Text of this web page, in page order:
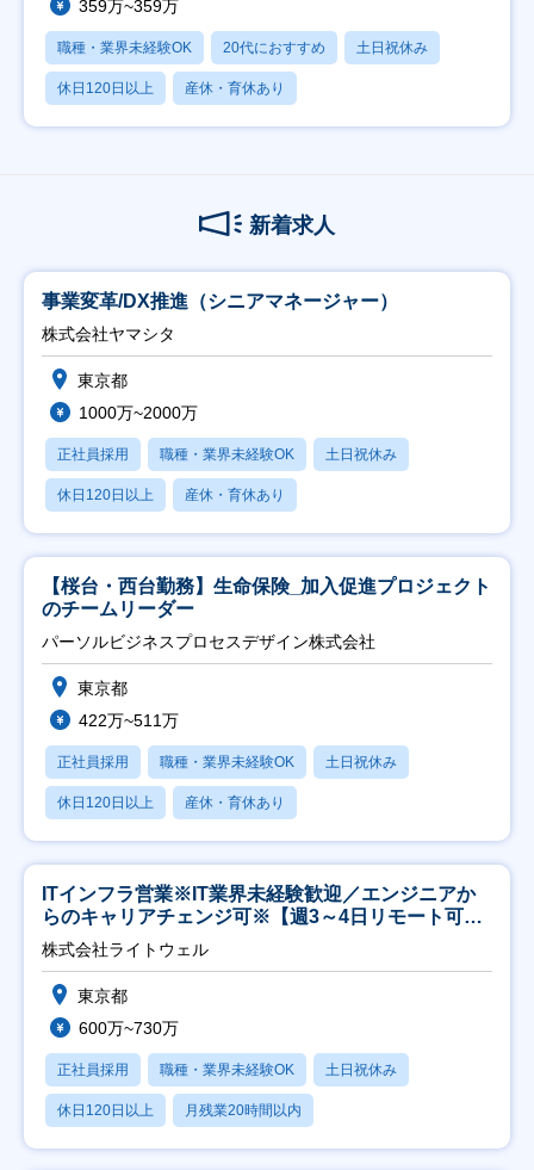
359万~359万
職種・業界未経験OK 20代におすすめ 土日祝休み
休日120日以上 産休・育休あり
新着求人
事業変革/DX推進（シニアマネージャー）
株式会社ヤマシタ
東京都
1000万~2000万
正社員採用 職種・業界未経験OK 土日祝休み
休日120日以上 産休・育休あり
【桜台・西台勤務】生命保険_加入促進プロジェクト
のチームリーダー
パーソルビジネスプロセスデザイン株式会社
東京都
422万~511万
正社員採用 職種・業界未経験OK 土日祝休み
休日120日以上 産休・育休あり
ITインフラ営業※IT業界未経験歓迎／エンジニアか
らのキャリアチェンジ可※【週3～4日リモート可
能】
株式会社ライトウェル
東京都
600万~730万
正社員採用 職種・業界未経験OK 土日祝休み
休日120日以上 月残業20時間以内